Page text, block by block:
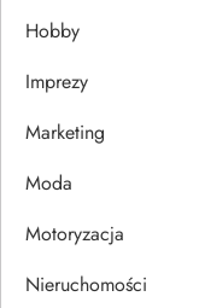
a
w
p
Hobby
Imprezy
Marketing
Moda
Motoryzacja
Nieruchomości